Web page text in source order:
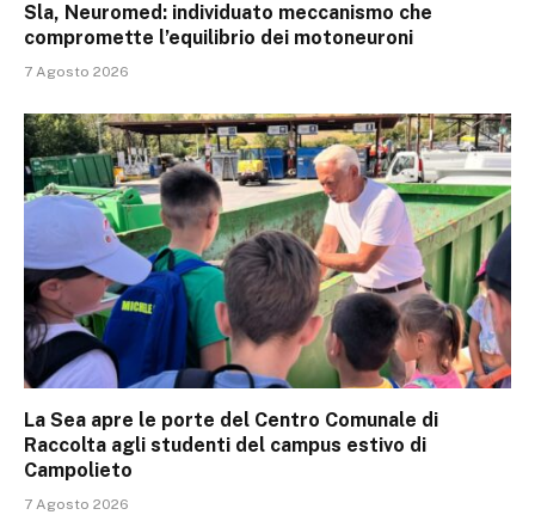
Sla, Neuromed: individuato meccanismo che
compromette l’equilibrio dei motoneuroni
7 Agosto 2026
La Sea apre le porte del Centro Comunale di
Raccolta agli studenti del campus estivo di
Campolieto
7 Agosto 2026